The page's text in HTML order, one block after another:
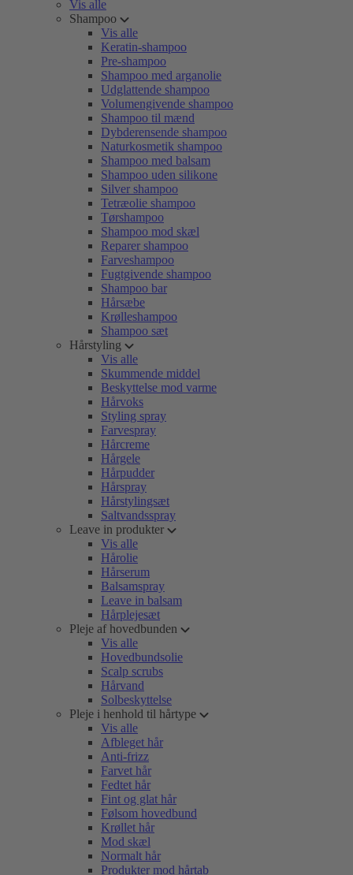
Vis alle
Shampoo
Vis alle
Keratin-shampoo
Pre-shampoo
Shampoo med arganolie
Udglattende shampoo
Volumengivende shampoo
Shampoo til mænd
Dybderensende shampoo
Naturkosmetik shampoo
Shampoo med balsam
Shampoo uden silikone
Silver shampoo
Tetræolie shampoo
Tørshampoo
Shampoo mod skæl
Reparer shampoo
Farveshampoo
Fugtgivende shampoo
Shampoo bar
Hårsæbe
Krølleshampoo
Shampoo sæt
Hårstyling
Vis alle
Skummende middel
Beskyttelse mod varme
Hårvoks
Styling spray
Farvespray
Hårcreme
Hårgele
Hårpudder
Hårspray
Hårstylingsæt
Saltvandsspray
Leave in produkter
Vis alle
Hårolie
Hårserum
Balsamspray
Leave in balsam
Hårplejesæt
Pleje af hovedbunden
Vis alle
Hovedbundsolie
Scalp scrubs
Hårvand
Solbeskyttelse
Pleje i henhold til hårtype
Vis alle
Afbleget hår
Anti-frizz
Farvet hår
Fedtet hår
Fint og glat hår
Følsom hovedbund
Krøllet hår
Mod skæl
Normalt hår
Produkter mod hårtab